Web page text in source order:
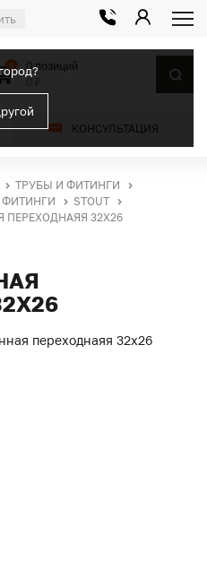
КОНСУЛЬТАЦИЯ
0
0 позиций
ТРУБЫ И ФИТИНГИ
STOUT
ПЕРЕХОДНАЯЯ 32Х26